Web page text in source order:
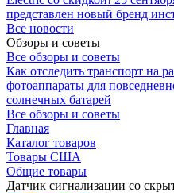
представлен новый бренд
Все новости
Обзоры и советы
Все обзоры и советы
Как отследить транспорт на
фотоаппараты для
солнечных батарей
Все обзоры и советы
Главная
Каталог товаров
Товары США
Общие товары
Датчик сигнализации со